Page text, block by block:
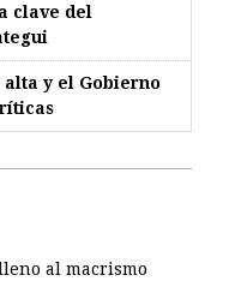
clave del
y el Gobierno
al macrismo